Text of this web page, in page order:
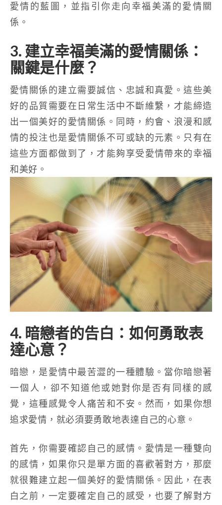
愛情的藍圖，並指引你走向幸福美滿的愛情關
係。
3. 建立幸福美滿的愛情關係：
關鍵是什麼？
愛情關係的建立需要誠信、忠誠和真愛。這些美
好的品質需要在日常生活中不斷維繫，才能締造
出一個美好的愛情關係。同時，約會、浪漫和感
情的投注也是愛情關係不可或缺的元素。只有在
這些方面都做到了，才能夠享受愛情帶來的幸福
和美好。
4. 暗戀者的告白：如何勇敢表
達心意？
暗戀，是愛情中最苦澀的一種體驗。當你暗戀著
一個人，卻不知道他或她對你是否有同樣的感
覺，這種感覺令人痛苦和不安。然而，如果你想
追求愛情，就必須要勇敢地表達自己的心意。
首先，你需要確認自己的感情。愛情是一種雙向
的感情，如果你只是單方面的喜歡著對方，那麼
就很難建立起一個美好的愛情關係。因此，在表
白之前，一定要確定自己的感受，也要了解對方